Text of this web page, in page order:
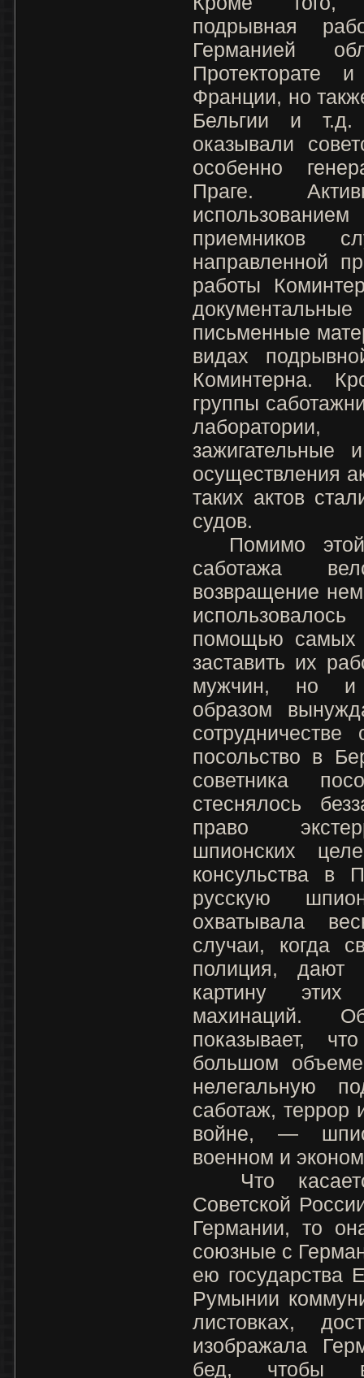
подрывная
Германией
Протекторате
Франции, но
Бельгии и
оказывали
особенно
Праге.
приемников
направленной
работы
письменные
видах
Коминтерна.
группы
лаборатории,
осуществления
таких актов
судов.
Помимо этой
саботажа
возвращение
помощью самых
заставить их
мужчин, но и
образом
посольство в
советника
стеснялось
право
шпионских
консульства в
русскую
охватывала
случаи, когда
полиция, дают
картину этих
махинаций.
показывает,
большом
нелегальную
саботаж, террор
войне, —
военном и
Что
Советской
Германии, то
союзные с
ею государства
Румынии
листовках,
изображала
бед, чтобы